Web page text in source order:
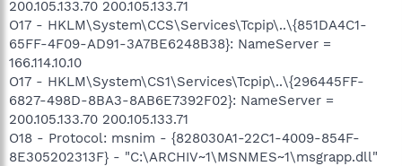
200.105.133.70 200.105.133.71
O17 - HKLM\System\CCS\Services\Tcpip\..\{851DA4C1-
65FF-4F09-AD91-3A7BE6248B38}: NameServer =
166.114.10.10
O17 - HKLM\System\CS1\Services\Tcpip\..\{296445FF-
6827-498D-8BA3-8AB6E7392F02}: NameServer =
200.105.133.70 200.105.133.71
O18 - Protocol: msnim - {828030A1-22C1-4009-854F-
8E305202313F} - "C:\ARCHIV~1\MSNMES~1\msgrapp.dll"